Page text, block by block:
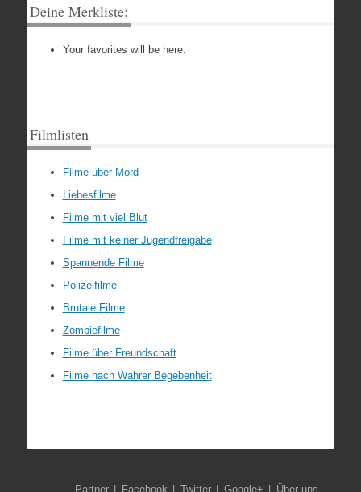
Deine Merkliste:
Your favorites will be here.
Filmlisten
Filme über Mord
Liebesfilme
Filme mit viel Blut
Filme mit keiner Jugendfreigabe
Spannende Filme
Polizeifilme
Brutale Filme
Zombiefilme
Filme über Freundschaft
Filme nach Wahrer Begebenheit
Partner Facebook Twitter Google+ Über uns